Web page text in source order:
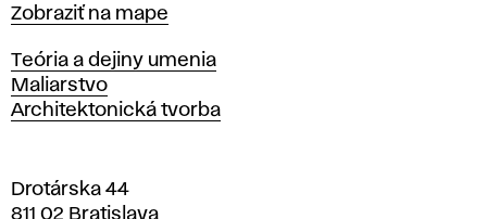
i
l
a
v
Mapa
Zobraziť na mape
Katedry
Teória a dejiny umenia
Maliarstvo
Architektonická tvorba
Drotárska 44
811 02 Bratislava